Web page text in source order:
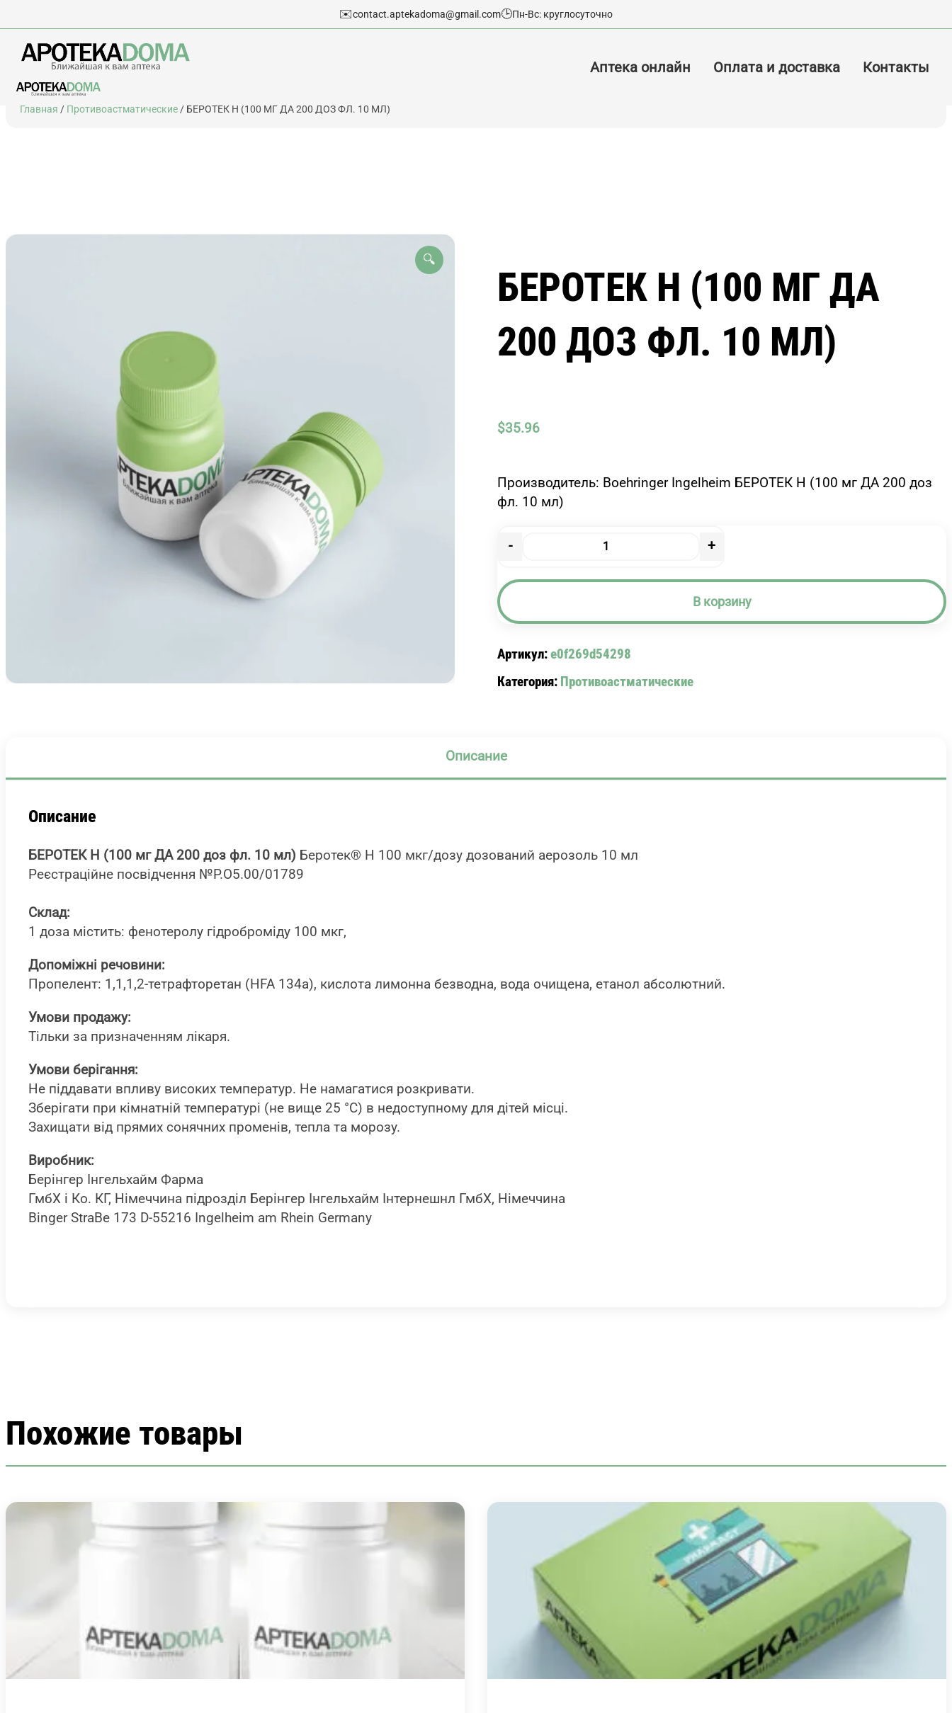
Перейти
✉️contact.aptekadoma@gmail.com🕒Пн-Вс: круглосуточно
Аптека онлайн Оплата и доставка Контакты
Главная / Противоастматические / БЕРОТЕК Н (100 МГ ДА 200 ДОЗ ФЛ. 10 МЛ)
🔍
БЕРОТЕК Н (100 МГ ДА
200 ДОЗ ФЛ. 10 МЛ)
$35.96
Производитель: Boehringer Ingelheim БЕРОТЕК Н (100 мг ДА 200 доз
фл. 10 мл)
-
БЕРОТЕК
Н
МГ
200
МЛ)
+
В корзину
Артикул:e0f269d54298
Категория: Противоастматические
Описание
Описание
БЕРОТЕК Н (100 мг ДА 200 доз фл. 10 мл) Беротек® Н 100 мкг/дозу дозований аерозоль 10 мл
Реєстраційне посвідчення №Р.О5.00/01789
Склад:
1 доза містить: фенотеролу гідроброміду 100 мкг,
Допоміжні речовини:
Пропелент: 1,1,1,2-тетрафторетан (HFA 134а), кислота лимонна безводна, вода очищена, етанол абсолютний.
Умови продажу:
Тільки за призначенням лікаря.
Умови берігання:
Не піддавати впливу високих температур. Не намагатися розкривати.
Зберігати при кімнатній температурі (не вище 25 °С) в недоступному для дітей місці.
Захищати від прямих сонячних променів, тепла та морозу.
Виробник:
Берінгер Інгельхайм Фарма
ГмбХ і Ко. КГ, Німеччина підрозділ Берінгер Інгельхайм Інтернешнл ГмбХ, Німеччина
Binger StraBe 173 D-55216 Ingelheim am Rhein Germany
Похожие товары